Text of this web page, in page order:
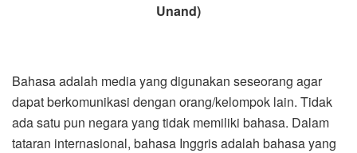
Unand)
Bahasa adalah media yang digunakan seseorang agar
dapat berkomunikasi dengan orang/kelompok lain. Tidak
ada satu pun negara yang tidak memiliki bahasa. Dalam
tataran internasional, bahasa Inggris adalah bahasa yang